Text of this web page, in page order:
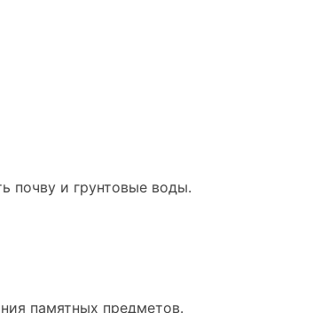
почву и грунтовые воды.
памятных предметов.